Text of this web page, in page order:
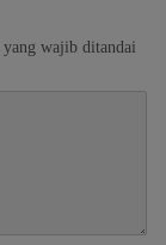
yang wajib ditandai